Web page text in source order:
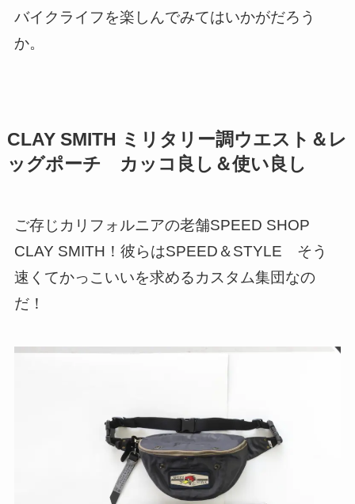
バイクライフを楽しんでみてはいかがだろう
か。
CLAY SMITH ミリタリー調ウエスト＆レ
ッグポーチ カッコ良し＆使い良し
ご存じカリフォルニアの老舗SPEED SHOP
CLAY SMITH！彼らはSPEED＆STYLE そう
速くてかっこいいを求めるカスタム集団なの
だ！